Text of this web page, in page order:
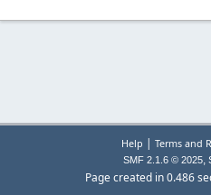
Help | Terms and
SMF 2.1.6 © 2025,
Page created in 0.486